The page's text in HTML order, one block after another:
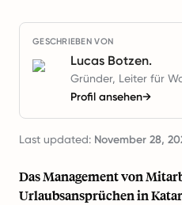
GESCHRIEBEN VON
Lucas Botzen.
Gründer, Leiter für
Profil ansehen→
Last updated: November 28,
Das Management von
Urlaubsansprüchen in